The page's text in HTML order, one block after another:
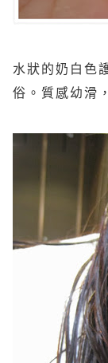
水狀的奶白色
俗。質感幼滑